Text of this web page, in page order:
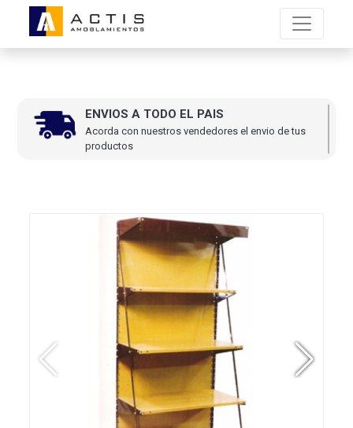
ENVIOS A TODO EL PAIS
Acorda con nuestros vendedores el envio de tus
productos